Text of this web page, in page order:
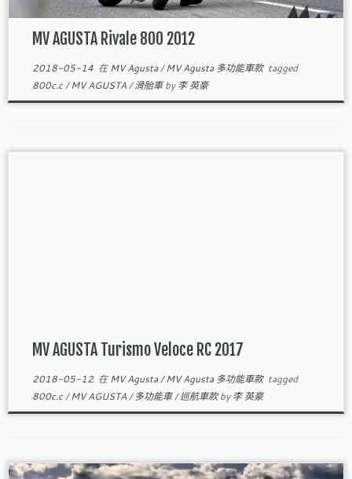
MV AGUSTA Rivale 800 2012
2018-05-14在MV Agusta/MV Agusta 多功能車款 tagged
800c.c/MV AGUSTA/滑胎車by李 英豪
MV AGUSTA Turismo Veloce RC 2017
2018-05-12在MV Agusta/MV Agusta 多功能車款 tagged
800c.c/MV AGUSTA/多功能車/巡航車款by李 英豪